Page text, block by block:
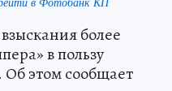
более
в пользу
этом сообщает